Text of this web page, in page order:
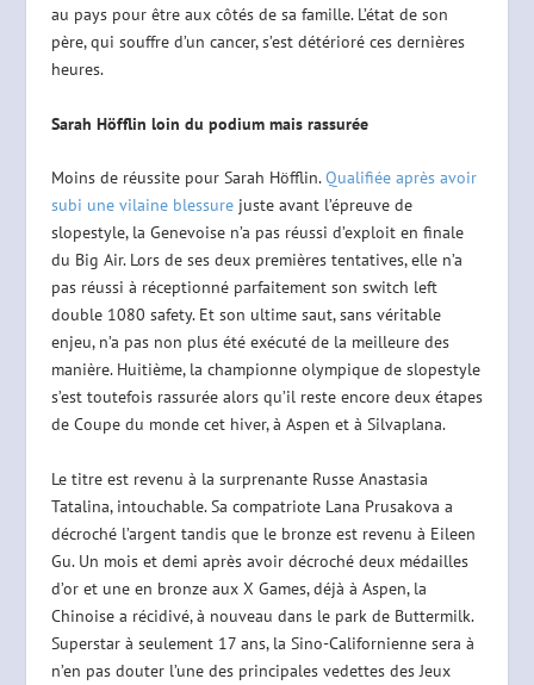
au pays pour être aux côtés de sa famille. L’état de son
père, qui souffre d’un cancer, s’est détérioré ces dernières
heures.
Sarah Höfflin loin du podium mais rassurée
Moins de réussite pour Sarah Höfflin.Qualifiée après avoir
subi une vilaine blessurejuste avant l’épreuve de
slopestyle, la Genevoise n’a pas réussi d’exploit en finale
du Big Air. Lors de ses deux premières tentatives, elle n’a
pas réussi à réceptionné parfaitement son switch left
double 1080 safety. Et son ultime saut, sans véritable
enjeu, n’a pas non plus été exécuté de la meilleure des
manière. Huitième, la championne olympique de slopestyle
s’est toutefois rassurée alors qu’il reste encore deux étapes
de Coupe du monde cet hiver, à Aspen et à Silvaplana.
Le titre est revenu à la surprenante Russe Anastasia
Tatalina, intouchable. Sa compatriote Lana Prusakova a
décroché l’argent tandis que le bronze est revenu à Eileen
Gu. Un mois et demi après avoir décroché deux médailles
d’or et une en bronze aux X Games, déjà à Aspen, la
Chinoise a récidivé, à nouveau dans le park de Buttermilk.
Superstar à seulement 17 ans, la Sino-Californienne sera à
n’en pas douter l’une des principales vedettes des Jeux